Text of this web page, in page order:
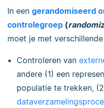
In een gerandomiseerd
controlegroep (
moet je met
Controleren van
andere (1) een
populatie te trekken,